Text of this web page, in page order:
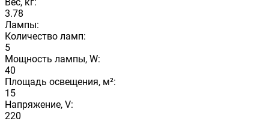
3.78
Лампы:
Количество ламп:
5
Мощность лампы, W:
40
Площадь освещения, м²:
15
Напряжение, V:
220